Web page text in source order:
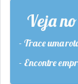
Veja
- Trace uma
- Encontre